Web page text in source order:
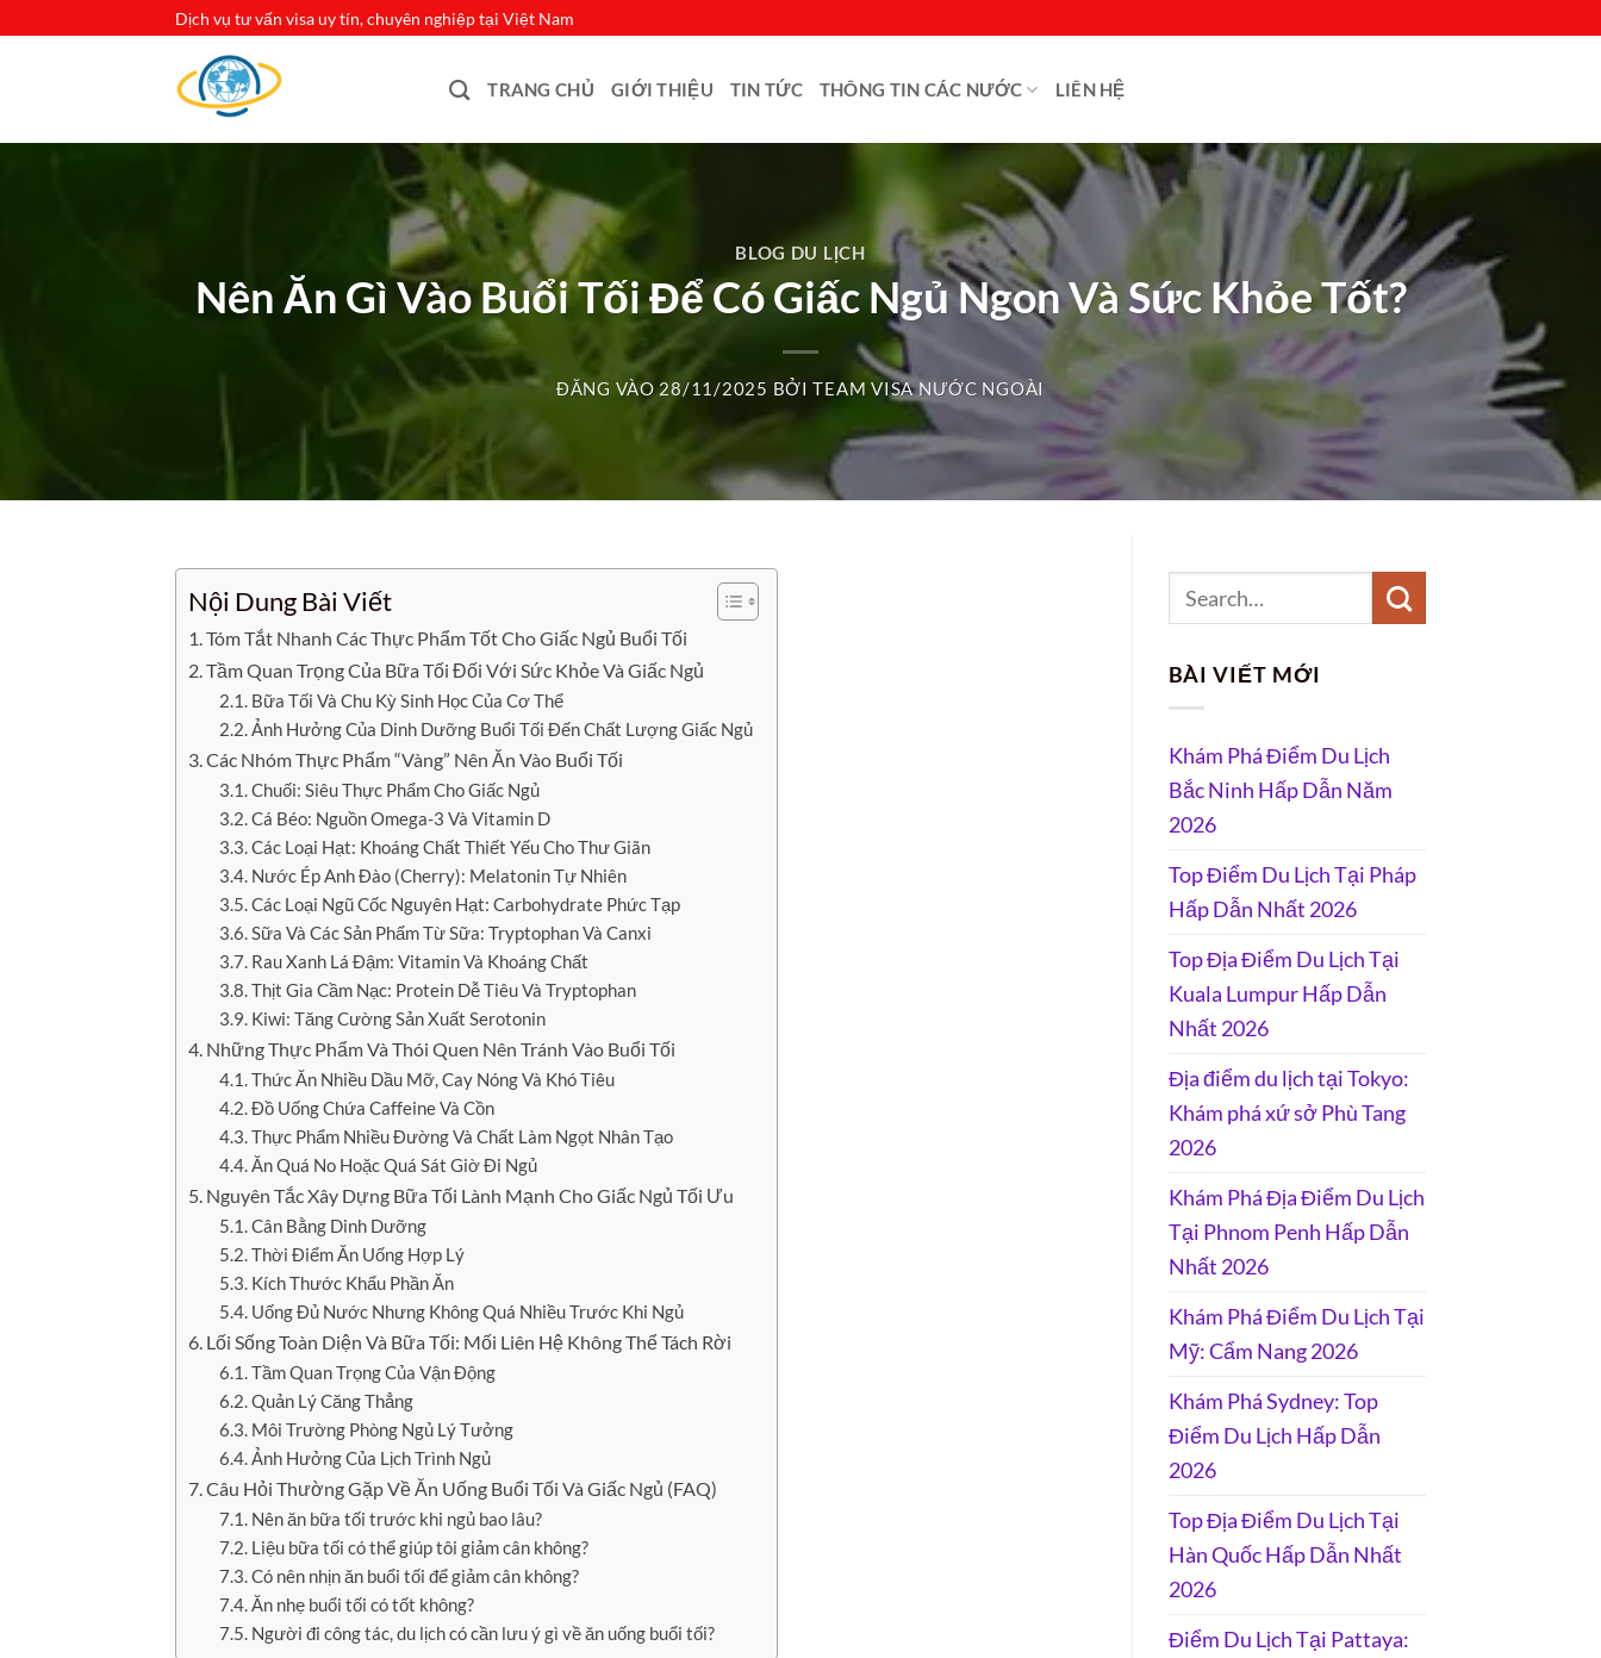
Dịch vụ tư vấn visa uy tín, chuyên nghiệp tại Việt Nam
TRANG CHỦ GIỚI THIỆU TIN TỨC THÔNG TIN CÁC NƯỚC LIÊN HỆ
BLOG DU LỊCH
Nên Ăn Gì Vào Buổi Tối Để Có Giấc Ngủ Ngon Và Sức Khỏe Tốt?
ĐĂNG VÀO28/11/2025 BỞITEAM VISA NƯỚC NGOÀI
Nội Dung Bài Viết
Tóm Tắt Nhanh Các Thực Phẩm Tốt Cho Giấc Ngủ Buổi Tối
Tầm Quan Trọng Của Bữa Tối Đối Với Sức Khỏe Và Giấc Ngủ
Bữa Tối Và Chu Kỳ Sinh Học Của Cơ Thể
Ảnh Hưởng Của Dinh Dưỡng Buổi Tối Đến Chất Lượng Giấc Ngủ
Các Nhóm Thực Phẩm “Vàng” Nên Ăn Vào Buổi Tối
Chuối: Siêu Thực Phẩm Cho Giấc Ngủ
Cá Béo: Nguồn Omega-3 Và Vitamin D
Các Loại Hạt: Khoáng Chất Thiết Yếu Cho Thư Giãn
Nước Ép Anh Đào (Cherry): Melatonin Tự Nhiên
Các Loại Ngũ Cốc Nguyên Hạt: Carbohydrate Phức Tạp
Sữa Và Các Sản Phẩm Từ Sữa: Tryptophan Và Canxi
Rau Xanh Lá Đậm: Vitamin Và Khoáng Chất
Thịt Gia Cầm Nạc: Protein Dễ Tiêu Và Tryptophan
Kiwi: Tăng Cường Sản Xuất Serotonin
Những Thực Phẩm Và Thói Quen Nên Tránh Vào Buổi Tối
Thức Ăn Nhiều Dầu Mỡ, Cay Nóng Và Khó Tiêu
Đồ Uống Chứa Caffeine Và Cồn
Thực Phẩm Nhiều Đường Và Chất Làm Ngọt Nhân Tạo
Ăn Quá No Hoặc Quá Sát Giờ Đi Ngủ
Nguyên Tắc Xây Dựng Bữa Tối Lành Mạnh Cho Giấc Ngủ Tối Ưu
Cân Bằng Dinh Dưỡng
Thời Điểm Ăn Uống Hợp Lý
Kích Thước Khẩu Phần Ăn
Uống Đủ Nước Nhưng Không Quá Nhiều Trước Khi Ngủ
Lối Sống Toàn Diện Và Bữa Tối: Mối Liên Hệ Không Thể Tách Rời
Tầm Quan Trọng Của Vận Động
Quản Lý Căng Thẳng
Môi Trường Phòng Ngủ Lý Tưởng
Ảnh Hưởng Của Lịch Trình Ngủ
Câu Hỏi Thường Gặp Về Ăn Uống Buổi Tối Và Giấc Ngủ (FAQ)
Nên ăn bữa tối trước khi ngủ bao lâu?
Liệu bữa tối có thể giúp tôi giảm cân không?
Có nên nhịn ăn buổi tối để giảm cân không?
Ăn nhẹ buổi tối có tốt không?
Người đi công tác, du lịch có cần lưu ý gì về ăn uống buổi tối?
BÀI VIẾT MỚI
Khám Phá Điểm Du Lịch
Bắc Ninh Hấp Dẫn Năm
2026
Top Điểm Du Lịch Tại Pháp
Hấp Dẫn Nhất 2026
Top Địa Điểm Du Lịch Tại
Kuala Lumpur Hấp Dẫn
Nhất 2026
Địa điểm du lịch tại Tokyo:
Khám phá xứ sở Phù Tang
2026
Khám Phá Địa Điểm Du Lịch
Tại Phnom Penh Hấp Dẫn
Nhất 2026
Khám Phá Điểm Du Lịch Tại
Mỹ: Cẩm Nang 2026
Khám Phá Sydney: Top
Điểm Du Lịch Hấp Dẫn
2026
Top Địa Điểm Du Lịch Tại
Hàn Quốc Hấp Dẫn Nhất
2026
Điểm Du Lịch Tại Pattaya: